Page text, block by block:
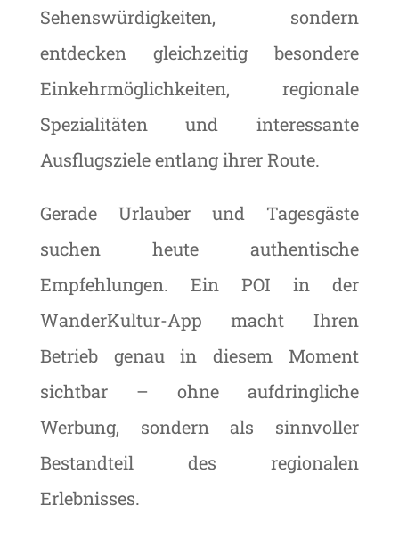
Sehenswürdigkeiten, sondern
entdecken gleichzeitig besondere
Einkehrmöglichkeiten, regionale
Spezialitäten und interessante
Ausflugsziele entlang ihrer Route.
Gerade Urlauber und Tagesgäste
suchen heute authentische
Empfehlungen. Ein POI in der
WanderKultur-App macht Ihren
Betrieb genau in diesem Moment
sichtbar – ohne aufdringliche
Werbung, sondern als sinnvoller
Bestandteil des regionalen
Erlebnisses.